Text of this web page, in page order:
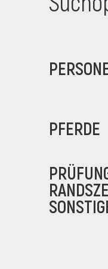
PFERDE